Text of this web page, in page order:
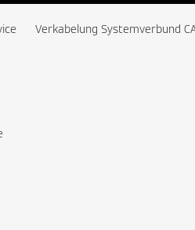
Verkabelung Systemverbund